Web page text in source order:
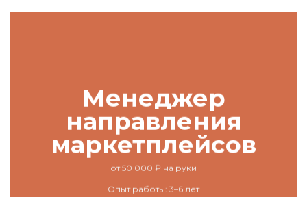
Менеджер
направления
маркетплейсов
от 50 000 ₽ на руки
Опыт работы: 3–6 лет